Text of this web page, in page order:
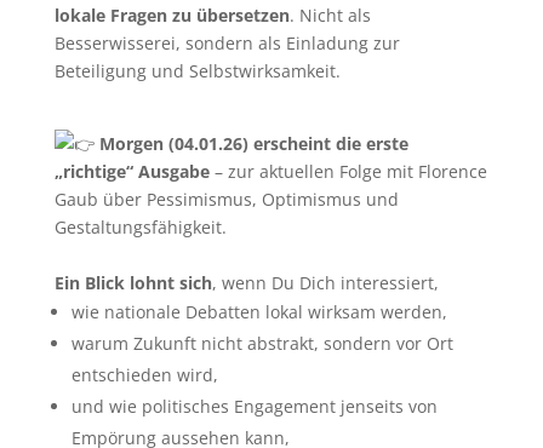
lokale Fragen zu übersetzen. Nicht als
Besserwisserei, sondern als Einladung zur
Beteiligung und Selbstwirksamkeit.
Morgen (04.01.26) erscheint die erste
„richtige“ Ausgabe– zur aktuellen Folge mit Florence
Gaub über Pessimismus, Optimismus und
Gestaltungsfähigkeit.
Ein Blick lohnt sich, wenn Du Dich interessiert,
wie nationale Debatten lokal wirksam werden,
warum Zukunft nicht abstrakt, sondern vor Ort
entschieden wird,
und wie politisches Engagement jenseits von
Empörung aussehen kann,